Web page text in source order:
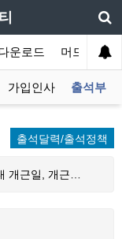
운로드 머드 잡담
가입인사 출석부
출석달력/출석정책
개근일, 개근…